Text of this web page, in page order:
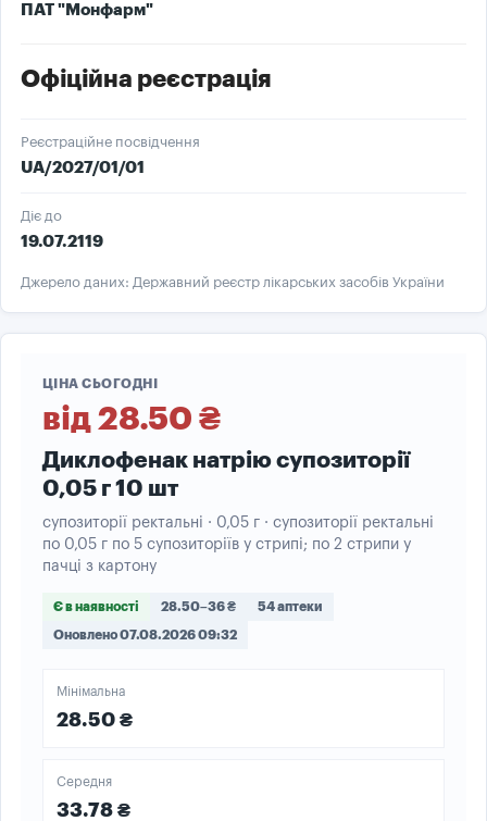
ПАТ "Монфарм"
Офіційна реєстрація
Реєстраційне посвідчення
UA/2027/01/01
Діє до
19.07.2119
Джерело даних: Державний реєстр лікарських засобів України
ЦІНА СЬОГОДНІ
від 28.50 ₴
Диклофенак натрію супозиторії
0,05 г 10 шт
супозиторії ректальні · 0,05 г · супозиторії ректальні
по 0,05 г по 5 супозиторіїв у стрипі; по 2 стрипи у
пачці з картону
Є в наявності 28.50–36 ₴ 54 аптеки
Оновлено 07.08.2026 09:32
Мінімальна
28.50 ₴
Середня
33.78 ₴